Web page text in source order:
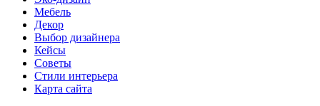
Мебель
Декор
Выбор дизайнера
Кейсы
Советы
Стили интерьера
Карта сайта